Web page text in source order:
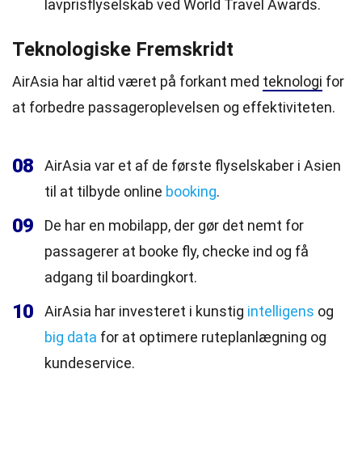
lavprisflyselskab ved World Travel Awards.
Teknologiske Fremskridt
AirAsia har altid været på forkant med teknologi for
at forbedre passageroplevelsen og effektiviteten.
08
AirAsia var et af de første flyselskaber i Asien
til at tilbyde online booking.
09
De har en mobilapp, der gør det nemt for
passagerer at booke fly, checke ind og få
adgang til boardingkort.
10 AirAsia har investeret i kunstig intelligens og
big data for at optimere ruteplanlægning og
kundeservice.